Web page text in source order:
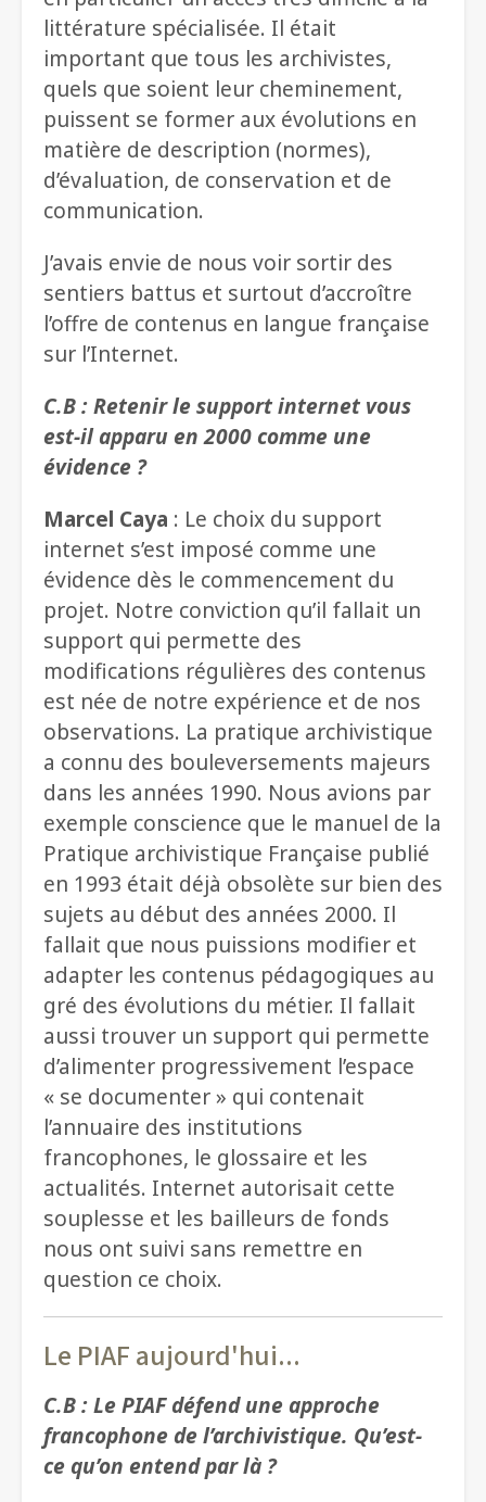
littérature spécialisée. Il était
important que tous les archivistes,
quels que soient leur cheminement,
puissent se former aux évolutions en
matière de description (normes),
d’évaluation, de conservation et de
communication.
J’avais envie de nous voir sortir des
sentiers battus et surtout d’accroître
l’offre de contenus en langue française
sur l’Internet.
C.B : Retenir le support internet vous
est-il apparu en 2000 comme une
évidence ?
Marcel Caya : Le choix du support
internet s’est imposé comme une
évidence dès le commencement du
projet. Notre conviction qu’il fallait un
support qui permette des
modifications régulières des contenus
est née de notre expérience et de nos
observations. La pratique archivistique
a connu des bouleversements majeurs
dans les années 1990. Nous avions par
exemple conscience que le manuel de la
Pratique archivistique Française publié
en 1993 était déjà obsolète sur bien des
sujets au début des années 2000. Il
fallait que nous puissions modifier et
adapter les contenus pédagogiques au
gré des évolutions du métier. Il fallait
aussi trouver un support qui permette
d’alimenter progressivement l’espace
« se documenter » qui contenait
l’annuaire des institutions
francophones, le glossaire et les
actualités. Internet autorisait cette
souplesse et les bailleurs de fonds
nous ont suivi sans remettre en
question ce choix.
Le PIAF aujourd'hui...
C.B : Le PIAF défend une approche
francophone de l’archivistique. Qu’est-
ce qu’on entend par là ?